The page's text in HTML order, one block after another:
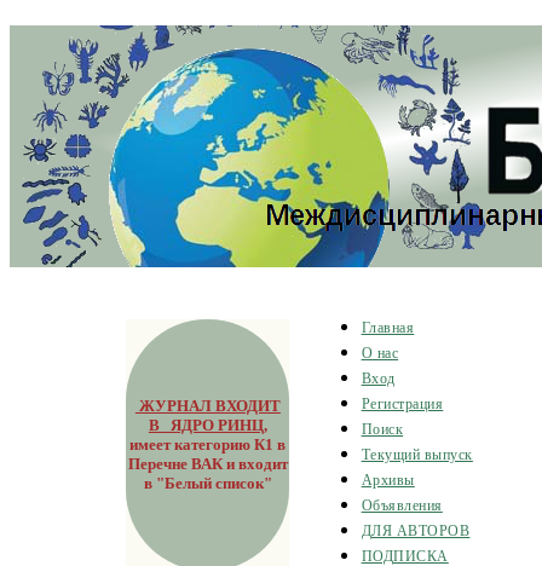
ЖУРНАЛ ВХОДИТ
В ЯДРО РИНЦ,
имеет категорию К1 в
Перечне ВАК и входит
в "Белый список"
Главная
О нас
Вход
Регистрация
Поиск
Текущий выпуск
Архивы
Объявления
ДЛЯ АВТОРОВ
ПОДПИСКА